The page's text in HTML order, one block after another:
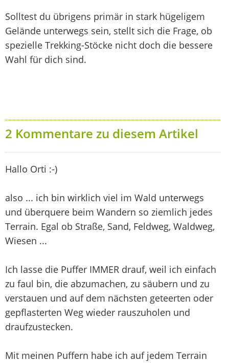
Solltest du übrigens primär in stark hügeligem
Gelände unterwegs sein, stellt sich die Frage, ob
spezielle Trekking-Stöcke nicht doch die bessere
Wahl für dich sind.
2 Kommentare zu diesem Artikel
Hallo Orti :-)
also ... ich bin wirklich viel im Wald unterwegs
und überquere beim Wandern so ziemlich jedes
Terrain. Egal ob Straße, Sand, Feldweg, Waldweg,
Wiesen ...
Ich lasse die Puffer IMMER drauf, weil ich einfach
zu faul bin, die abzumachen, zu säubern und zu
verstauen und auf dem nächsten geteerten oder
gepflasterten Weg wieder rauszuholen und
draufzustecken.
Mit meinen Puffern habe ich auf jedem Terrain